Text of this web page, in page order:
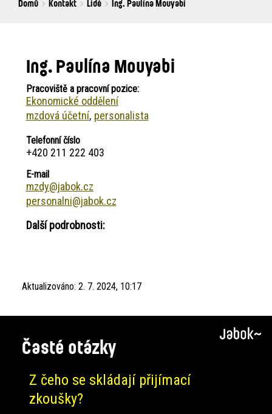
Breadcrumbs
You
Domů Kontakt Lidé Ing. Paulína Mouyabi
Ing. Paulína Mouyabi
Pracoviště a pracovní pozice:
Ekonomické oddělení
mzdová účetní personalista
Telefonní číslo
+420 211 222 403
E-mail
mzdy@jabok.cz
personalni@jabok.cz
Další podrobnosti:
Aktualizováno: 2. 7. 2024, 10:17
Časté otázky
Z čeho se skládají přijímací
zkoušky?